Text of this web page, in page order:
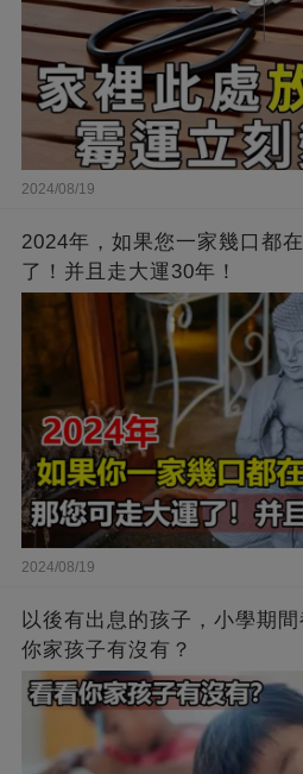
2024/08/19
2024年，如果您一家幾口都
了！并且走大運30年！
2024/08/19
以後有出息的孩子，小學期
你家孩子有沒有？